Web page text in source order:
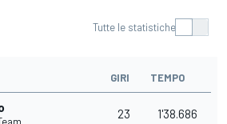
Tutte le statistiche
GIRI TEMPO
23 1'38.686